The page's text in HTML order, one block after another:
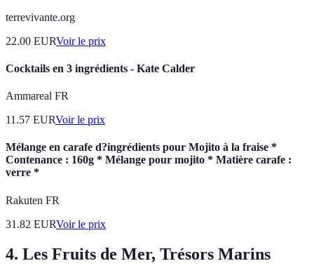
terrevivante.org
22.00 EURVoir le prix
Cocktails en 3 ingrédients - Kate Calder
Ammareal FR
11.57 EURVoir le prix
Mélange en carafe d?ingrédients pour Mojito à la fraise *
Contenance : 160g * Mélange pour mojito * Matière carafe :
verre *
Rakuten FR
31.82 EURVoir le prix
4. Les Fruits de Mer, Trésors Marins